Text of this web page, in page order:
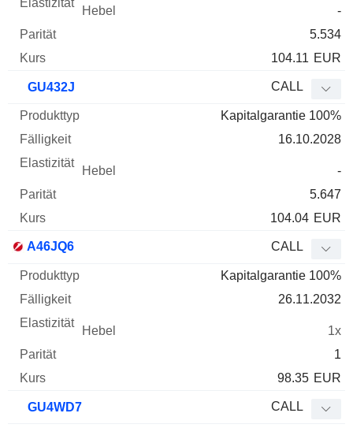
-
5.534
104.11 EUR
GU432J CALL
Kapitalgarantie 100%
16.10.2028
-
5.647
104.04 EUR
A46JQ6 CALL
Kapitalgarantie 100%
26.11.2032
1x
1
98.35 EUR
GU4WD7 CALL